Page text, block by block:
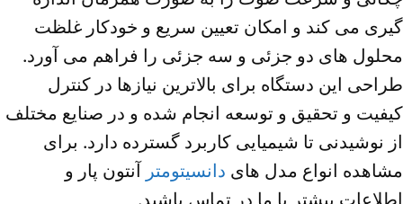
گیری می کند و امکان تعیین سریع و خودکار غلظت
محلول های دو جزئی و سه جزئی را فراهم می آورد.
طراحی این دستگاه برای بالاترین نیازها در کنترل
کیفیت و تحقیق و توسعه انجام شده و در صنایع مختلف
از نوشیدنی تا شیمیایی کاربرد گسترده دارد. برای
مشاهده انواع مدل های دانسیتومترآنتون پار و